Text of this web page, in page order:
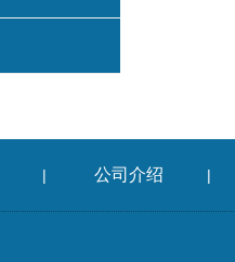
| 公司介绍 |